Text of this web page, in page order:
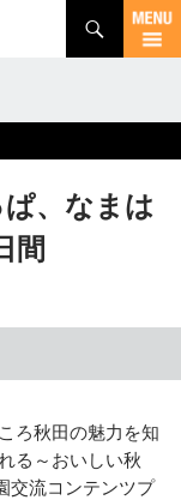
、なまは
間
ろ秋田の魅力を知
る～おいしい秋
交流コンテンツプ